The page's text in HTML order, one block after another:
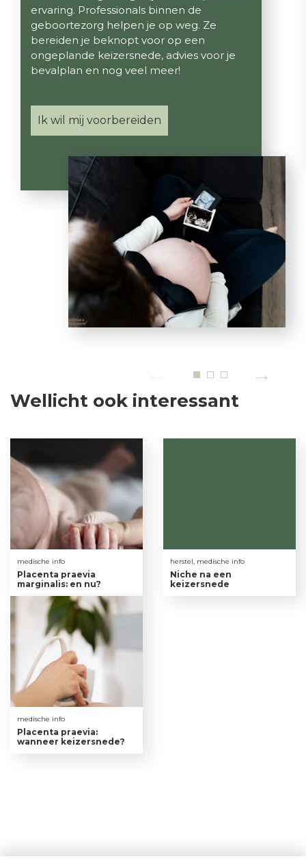
ervaring. Professionals binnen de
geboortezorg helpen je op weg. Ze
bereiden je beknopt voor op een
ongeplande keizersnede, advies voor je
bevalplan en nog veel meer!
Ik wil mij voorbereiden
Wellicht ook interessant
medische info
Placenta praevia
marginalis: en nu?
herstel, medische info
Niche na een
keizersnede
medische info
Placenta praevia:
wanneer keizersnede?